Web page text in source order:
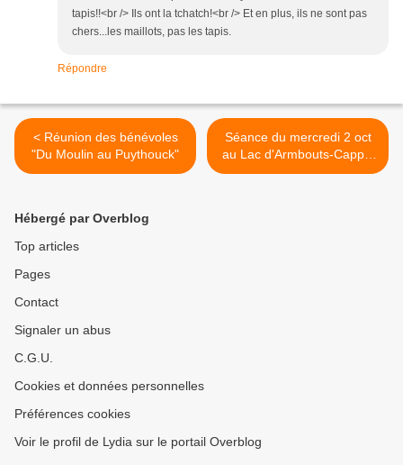
tapis!!<br /> Ils ont la tchatch!<br /> Et en plus, ils ne sont pas
chers...les maillots, pas les tapis.
Répondre
< Réunion des bénévoles
"Du Moulin au Puythouck"
Séance du mercredi 2 oct
au Lac d'Armbouts-Cappel
>
Hébergé par Overblog
Top articles
Pages
Contact
Signaler un abus
C.G.U.
Cookies et données personnelles
Préférences cookies
Voir le profil de Lydia sur le portail Overblog